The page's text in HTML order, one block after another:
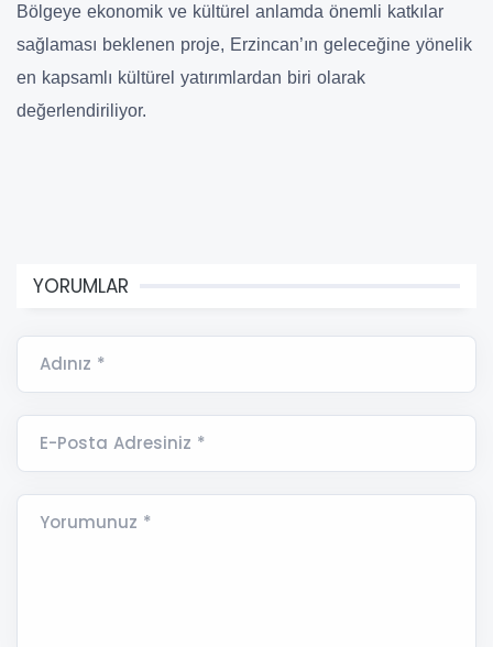
Bölgeye ekonomik ve kültürel anlamda önemli katkılar
sağlaması beklenen proje, Erzincan’ın geleceğine yönelik
en kapsamlı kültürel yatırımlardan biri olarak
değerlendiriliyor.
YORUMLAR
Adınız *
E-Posta Adresiniz *
Yorumunuz *